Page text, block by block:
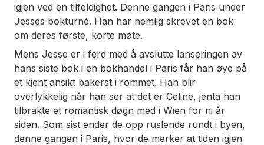
igjen ved en tilfeldighet. Denne gangen i Paris under
Jesses bokturné. Han har nemlig skrevet en bok
om deres første, korte møte.
Mens Jesse er i ferd med å avslutte lanseringen av
hans siste bok i en bokhandel i Paris får han øye på
et kjent ansikt bakerst i rommet. Han blir
overlykkelig når han ser at det er Celine, jenta han
tilbrakte et romantisk døgn med i Wien for ni år
siden. Som sist ender de opp ruslende rundt i byen,
denne gangen i Paris, hvor de merker at tiden igjen